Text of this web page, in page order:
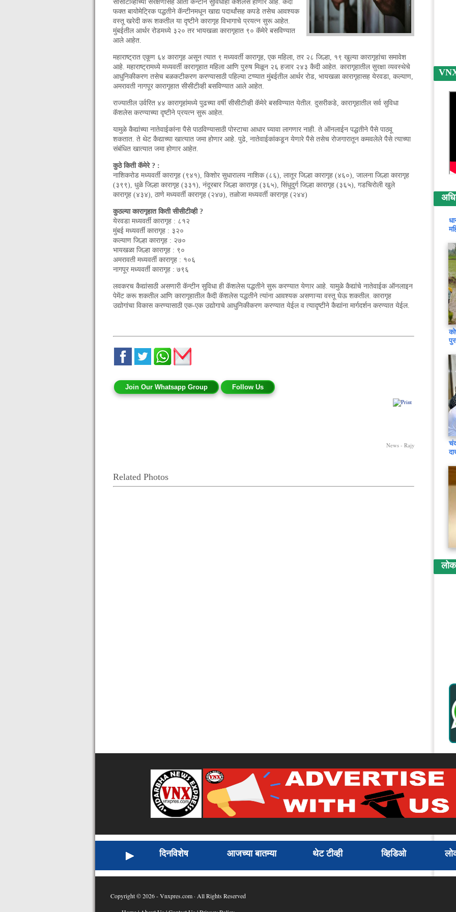
सीसीटीव्हीच्या संरक्षणासह आता कॅन्टीन सुविधाही कॅशलेस होणार आहे. कैदी
फक्त बायोमेट्रिक पद्धतीने कॅन्टीनमधून खाद्य पदार्थांसह कपडे तसेच आवश्यक
वस्तू खरेदी करू शकतील या दृष्टीने कारागृह विभागाचे प्रयत्न सुरू आहेत.
मुंबईतील आर्थर रोडमध्ये ३२० तर भायखळा कारागृहात ९० कॅमेरे बसविण्यात
आले आहेत.
महाराष्ट्रात एकूण ६४ कारागृह असून त्यात ९ मध्यवर्ती कारागृह, एक महिला, तर २८ जिल्हा, १९ खुल्या कारागृहांचा समावेश
आहे. महाराष्ट्रामध्ये मध्यवर्ती कारागृहात महिला आणि पुरुष मिळून २६ हजार २४३ कैदी आहेत. कारागृहातील सुरक्षा व्यवस्थेचे
आधुनिकीकरण तसेच बळकटीकरण करण्यासाठी पहिल्या टप्प्यात मुंबईतील आर्थर रोड, भायखळा कारागृहासह येरवडा, कल्याण,
अमरावती नागपूर कारागृहात सीसीटीव्ही बसविण्यात आले आहेत.
राज्यातील उर्वरित ४४ कारागृहांमध्ये पुढच्या वर्षी सीसीटीव्ही कॅमेरे बसविण्यात येतील. दुसरीकडे, कारागृहातील सर्व सुविधा
कॅशलेस करण्याच्या दृष्टीने प्रयत्न सुरू आहेत.
यामुळे कैद्यांच्या नातेवाईकांना पैसे पाठविण्यासाठी पोस्टाचा आधार घ्यावा लागणार नाही. ते ऑनलाईन पद्धतीने पैसे पाठवू
शकतात. ते थेट कैद्याच्या खात्यात जमा होणार आहे. पुढे, नातेवाईकांकडून येणारे पैसे तसेच रोजगारातून कमवलेले पैसे त्याच्या
संबंधित खात्यात जमा होणार आहेत.
कुठे किती कॅमेरे ? :
नाशिकरोड मध्यवर्ती कारागृह (९४१), किशोर सुधारालय नाशिक (८६), लातूर जिल्हा कारागृह (४६०), जालना जिल्हा कारागृह
(३९९), धुळे जिल्हा कारागृह (३३१), नंदूरबार जिल्हा कारागृह (३६५), सिंधुदुर्ग जिल्हा कारागृह (३६५), गडचिरोली खुले
कारागृह (४३४), ठाणे मध्यवर्ती कारागृह (२४७), तळोजा मध्यवर्ती कारागृह (२४४)
कुठल्या कारागृहात किती सीसीटीव्ही ?
येरवडा मध्यवर्ती कारागृह : ८१२
मुंबई मध्यवर्ती कारागृह : ३२०
कल्याण जिल्हा कारागृह : २७०
भायखळा जिल्हा कारागृह : ९०
अमरावती मध्यवर्ती कारागृह : १०६
नागपूर मध्यवर्ती कारागृह : ७९६
लवकरच कैद्यांसाठी असणारी कॅन्टीन सुविधा ही कॅशलेस पद्धतीने सुरू करण्यात येणार आहे. यामुळे कैद्यांचे नातेवाईक ऑनलाइन
पेमेंट करू शकतील आणि कारागृहातील कैदी कॅशलेस पद्धतीने त्यांना आवश्यक असणाऱ्या वस्तू घेऊ शकतील. कारागृह
उद्योगांचा विकास करण्यासाठी एक-एक उद्योगाचे आधुनिकीकरण करण्यात येईल व त्यादृष्टीने कैद्यांना मार्गदर्शन करण्यात येईल.
Join Our Whatsapp Group Follow Us
News - Rajy
Related Photos
दिनविशेष आजच्या बातम्या थेट टीव्ही व्हिडिओ
Copyright © 2026 - Vnxpres.com · All Rights Reserved